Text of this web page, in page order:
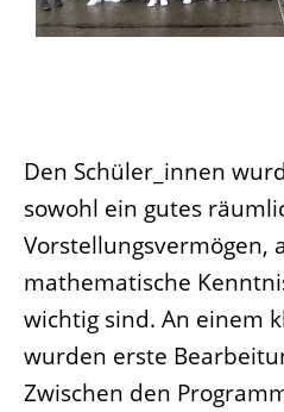
Den Schüler_innen
sowohl ein gutes
Vorstellungsvermögen,
mathematische
wichtig sind. An einem
wurden erste
Zwischen den